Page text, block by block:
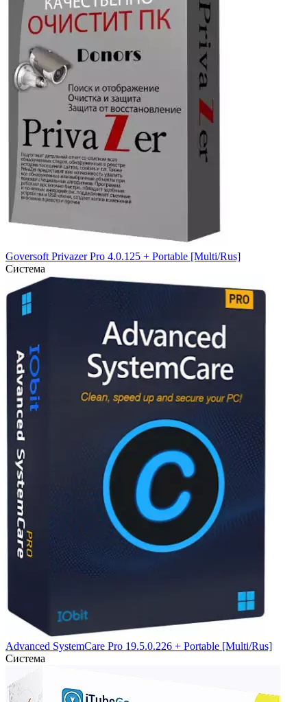
Goversoft Privazer Pro 4.0.125 + Portable [Multi/Rus]
Система
Advanced SystemCare Pro 19.5.0.226 + Portable [Multi/Rus]
Система